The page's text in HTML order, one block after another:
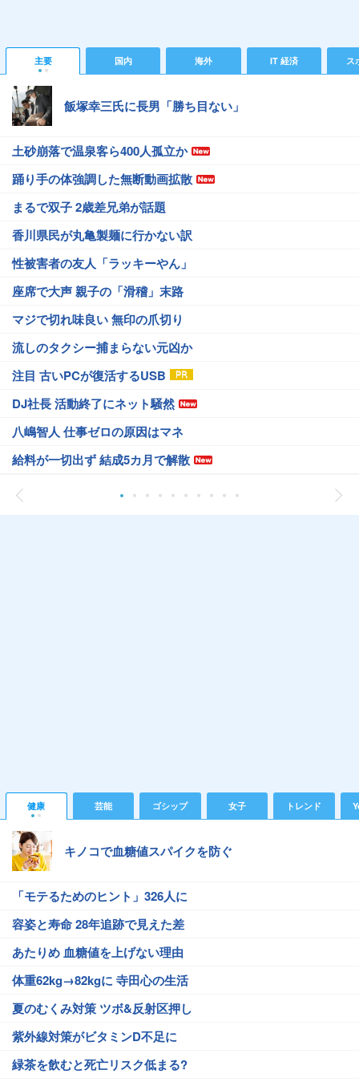
主要 国内 海外 IT 経済 ス
飯塚幸三氏に長男「勝ち目ない」
土砂崩落で温泉客ら400人孤立か
踊り手の体強調した無断動画拡散
まるで双子 2歳差兄弟が話題
香川県民が丸亀製麺に行かない訳
性被害者の友人「ラッキーやん」
座席で大声 親子の「滑稽」末路
マジで切れ味良い 無印の爪切り
流しのタクシー捕まらない元凶か
注目 古いPCが復活するUSB
DJ社長 活動終了にネット騒然
八嶋智人 仕事ゼロの原因はマネ
給料が一切出ず 結成5カ月で解散
健康 芸能 ゴシップ 女子 トレンド
キノコで血糖値スパイクを防ぐ
「モテるためのヒント」326人に
容姿と寿命 28年追跡で見えた差
あたりめ 血糖値を上げない理由
体重62kg→82kgに 寺田心の生活
夏のむくみ対策 ツボ&反射区押し
紫外線対策がビタミンD不足に
緑茶を飲むと死亡リスク低まる?